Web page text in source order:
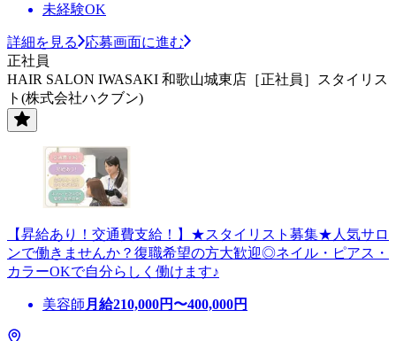
未経験OK
詳細を見る
応募画面に進む
正社員
HAIR SALON IWASAKI 和歌山城東店［正社員］スタイリス
ト(株式会社ハクブン)
【昇給あり！交通費支給！】★スタイリスト募集★人気サロ
ンで働きませんか？復職希望の方大歓迎◎ネイル・ピアス・
カラーOKで自分らしく働けます♪
美容師 月給210,000円〜400,000円